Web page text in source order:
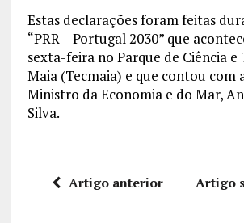
Estas declarações foram feitas
“PRR – Portugal 2030” que
sexta-feira no Parque de Ciência e
Maia (Tecmaia) e que contou com
Ministro da Economia e do Mar,
Silva.
Artigo anterior Artigo